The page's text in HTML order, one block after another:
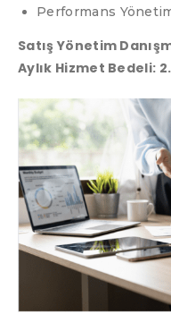
Performans
Satış Yönetim
Aylık Hizmet Bedeli: